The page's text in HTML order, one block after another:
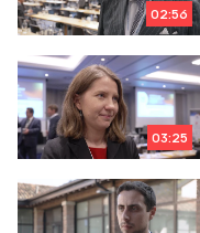
02:56
03:25